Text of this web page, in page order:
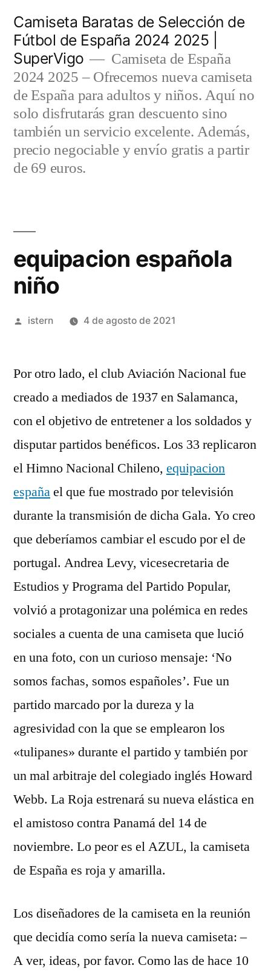
contenido
Camiseta Baratas de Selección de
Fútbol de España 2024 2025 |
SuperVigo
Camiseta de España
2024 2025 – Ofrecemos nueva camiseta
de España para adultos y niños. Aquí no
solo disfrutarás gran descuento sino
también un servicio excelente. Además,
precio negociable y envío gratis a partir
de 69 euros.
equipacion española
niño
Publicado
istern 4 de agosto de 2021
Por otro lado, el club Aviación Nacional fue
creado a mediados de 1937 en Salamanca,
con el objetivo de entretener a los soldados y
disputar partidos benéficos. Los 33 replicaron
el Himno Nacional Chileno, equipacion
españael que fue mostrado por televisión
durante la transmisión de dicha Gala. Yo creo
que deberíamos cambiar el escudo por el de
portugal. Andrea Levy, vicesecretaria de
Estudios y Programa del Partido Popular,
volvió a protagonizar una polémica en redes
sociales a cuenta de una camiseta que lució
en una foto, con un curioso mensaje: ‘No
somos fachas, somos españoles’. Fue un
partido marcado por la dureza y la
agresividad con la que se emplearon los
«tulipanes» durante el partido y también por
un mal arbitraje del colegiado inglés Howard
Webb. La Roja estrenará su nueva elástica en
el amistoso contra Panamá del 14 de
noviembre. Lo peor es el AZUL, la camiseta
de España es roja y amarilla.
Los diseñadores de la camiseta en la reunión
que decidía como sería la nueva camiseta: –
A ver, ideas, por favor. Como las de hace 10